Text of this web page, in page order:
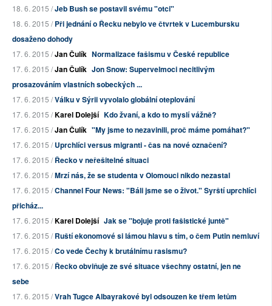
18. 6. 2015 /Jeb Bush se postavil svému "otci"
18. 6. 2015 /Při jednání o Řecku nebylo ve čtvrtek v Lucembursku
dosaženo dohody
17. 6. 2015 /Jan Čulík Normalizace fašismu v České republice
17. 6. 2015 /Jan Čulík Jon Snow: Supervelmoci necitlivým
prosazováním vlastních sobeckých ...
17. 6. 2015 /Válku v Sýrii vyvolalo globální oteplování
17. 6. 2015 /Karel Dolejší Kdo žvaní, a kdo to myslí vážně?
17. 6. 2015 /Jan Čulík "My jsme to nezavinili, proč máme pomáhat?"
17. 6. 2015 /Uprchlíci versus migranti - čas na nové označení?
17. 6. 2015 /Řecko v neřešitelné situaci
17. 6. 2015 /Mrzí nás, že se studenta v Olomouci nikdo nezastal
17. 6. 2015 /Channel Four News: "Báli jsme se o život." Syrští uprchlíci
přicház...
17. 6. 2015 /Karel Dolejší Jak se "bojuje proti fašistické juntě"
17. 6. 2015 /Ruští ekonomové si lámou hlavu s tím, o čem Putin nemluví
17. 6. 2015 /Co vede Čechy k brutálnímu rasismu?
17. 6. 2015 /Řecko obviňuje ze své situace všechny ostatní, jen ne
sebe
17. 6. 2015 /Vrah Tugce Albayrakové byl odsouzen ke třem letům